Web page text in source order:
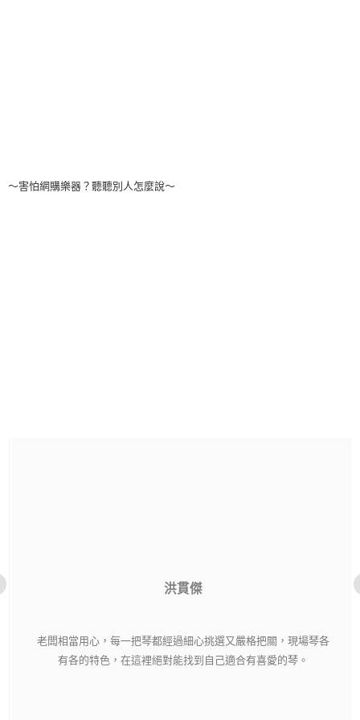
～害怕網購樂器？聽聽別人怎麼說～
洪貫傑
老闆相當用心，每一把琴都經過細心挑選又嚴格把關，現場琴各
有各的特色，在這裡絕對能找到自己適合有喜愛的琴。